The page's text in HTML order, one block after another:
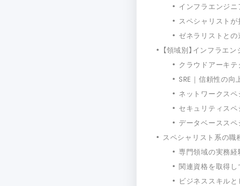
インフラエンジ
スペシャリスト
ゼネラリストとの
【領域別】インフラエ
クラウドアーキ
SRE｜信頼性の向
ネットワークスペ
セキュリティス
データベーススペ
スペシャリスト系の職
専門領域の実務経
関連資格を取得し
ビジネススキル